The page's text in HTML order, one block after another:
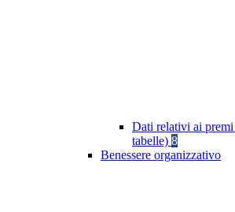
Dati relativi ai
tabelle) 8
Benessere organizzativo